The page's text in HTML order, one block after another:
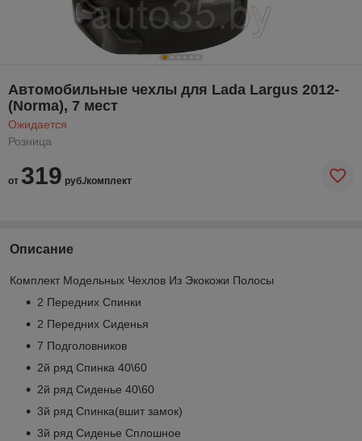
Автомобильные чехлы для Lada Largus 2012-
(Norma), 7 мест
Ожидается
Розница
от 319 руб./комплект
Описание
Комплект Модельных Чехлов Из Экокожи Полосы
2 Передних Спинки
2 Передних Сиденья
7 Подголовников
2й ряд Спинка 40\60
2й ряд Сиденье 40\60
3й ряд Спинка(вшит замок)
3й ряд Сиденье Сплошное